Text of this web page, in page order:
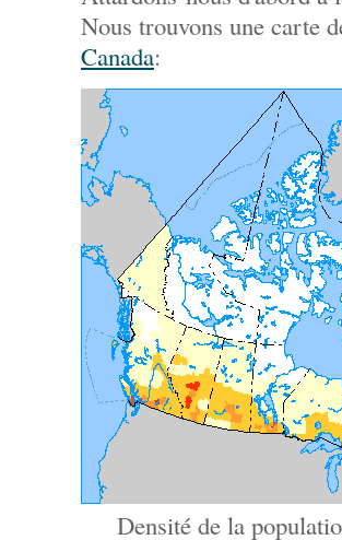
Nous trouvons une carte
Canada:
Densité de la